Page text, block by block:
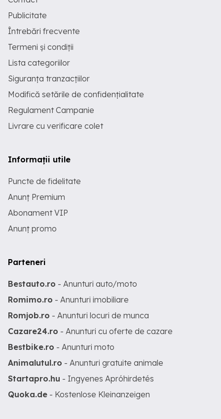
Publicitate
Întrebări frecvente
Termeni și condiții
Lista categoriilor
Siguranța tranzacțiilor
Modifică setările de confidențialitate
Regulament Campanie
Livrare cu verificare colet
Informații utile
Puncte de fidelitate
Anunț Premium
Abonament VIP
Anunț promo
Parteneri
Bestauto.ro - Anunturi auto/moto
Romimo.ro - Anunturi imobiliare
Romjob.ro - Anunturi locuri de munca
Cazare24.ro - Anunturi cu oferte de cazare
Bestbike.ro - Anunturi moto
Animalutul.ro - Anunturi gratuite animale
Startapro.hu - Ingyenes Apróhirdetés
Quoka.de - Kostenlose Kleinanzeigen